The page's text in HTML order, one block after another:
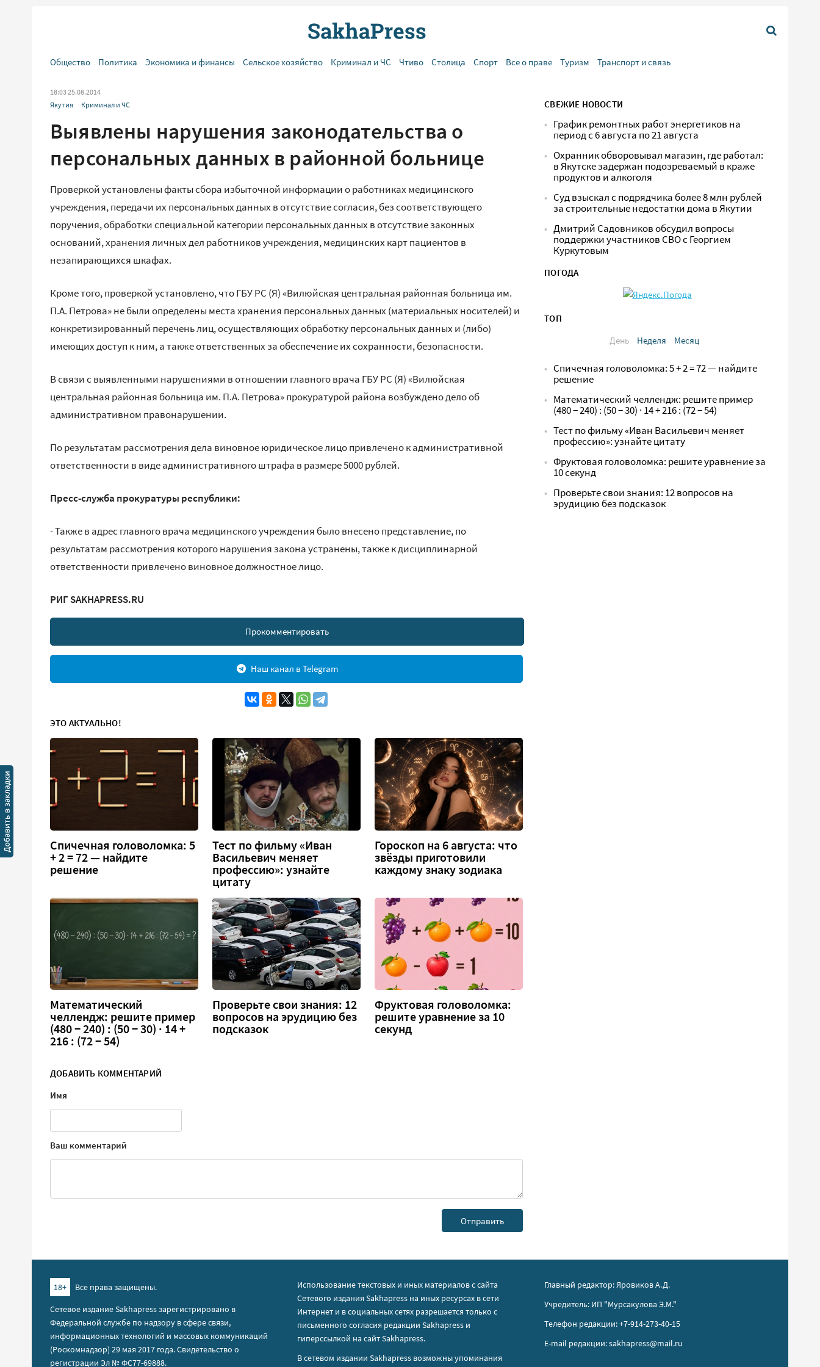
Общество Политика Экономика и финансы Сельское хозяйство Криминал и ЧС Чтиво Столица Спорт Все о праве Туризм Транспорт и связь
18:03 25.08.2014
Якутия
Криминал и ЧС
Выявлены нарушения законодательства о
персональных данных в районной больнице
Проверкой установлены факты сбора избыточной информации о работниках медицинского
учреждения, передачи их персональных данных в отсутствие согласия, без соответствующего
поручения, обработки специальной категории персональных данных в отсутствие законных
оснований, хранения личных дел работников учреждения, медицинских карт пациентов в
незапирающихся шкафах.
Кроме того, проверкой установлено, что ГБУ РС (Я) «Вилюйская центральная районная больница им.
П.А. Петрова» не были определены места хранения персональных данных (материальных носителей) и
конкретизированный перечень лиц, осуществляющих обработку персональных данных и (либо)
имеющих доступ к ним, а также ответственных за обеспечение их сохранности, безопасности.
В связи с выявленными нарушениями в отношении главного врача ГБУ РС (Я) «Вилюйская
центральная районная больница им. П.А. Петрова» прокуратурой района возбуждено дело об
административном правонарушении.
По результатам рассмотрения дела виновное юридическое лицо привлечено к административной
ответственности в виде административного штрафа в размере 5000 рублей.
Пресс-служба прокуратуры республики:
- Также в адрес главного врача медицинского учреждения было внесено представление, по
результатам рассмотрения которого нарушения закона устранены, также к дисциплинарной
ответственности привлечено виновное должностное лицо.
РИГ SAKHAPRESS.RU
Прокомментировать
Наш канал в Telegram
ЭТО АКТУАЛЬНО!
Спичечная головоломка: 5
+ 2 = 72 — найдите
решение
Тест по фильму «Иван
Васильевич меняет
профессию»: узнайте
цитату
Гороскоп на 6 августа: что
звёзды приготовили
каждому знаку зодиака
Математический
челлендж: решите пример
(480 − 240) : (50 − 30) · 14 +
216 : (72 − 54)
Проверьте свои знания: 12
вопросов на эрудицию без
подсказок
Фруктовая головоломка:
решите уравнение за 10
секунд
ДОБАВИТЬ КОММЕНТАРИЙ
Имя
Ваш комментарий
СВЕЖИЕ НОВОСТИ
График ремонтных работ энергетиков на
период с 6 августа по 21 августа
Охранник обворовывал магазин, где работал:
в Якутске задержан подозреваемый в краже
продуктов и алкоголя
Суд взыскал с подрядчика более 8 млн рублей
за строительные недостатки дома в Якутии
Дмитрий Садовников обсудил вопросы
поддержки участников СВО с Георгием
Куркутовым
ПОГОДА
ТОП
День
Неделя Месяц
Спичечная головоломка: 5 + 2 = 72 — найдите
решение
Математический челлендж: решите пример
(480 − 240) : (50 − 30) · 14 + 216 : (72 − 54)
Тест по фильму «Иван Васильевич меняет
профессию»: узнайте цитату
Фруктовая головоломка: решите уравнение за
10 секунд
Проверьте свои знания: 12 вопросов на
эрудицию без подсказок
18+
Все права защищены.
Сетевое издание Sakhapress зарегистрировано в
Федеральной службе по надзору в сфере связи,
информационных технологий и массовых коммуникаций
(Роскомнадзор) 29 мая 2017 года. Свидетельство о
регистрации Эл № ФС77-69888.
Использование текстовых и иных материалов с сайта
Сетевого издания Sakhapress на иных ресурсах в сети
Интернет и в социальных сетях разрешается только с
письменного согласия редакции Sakhapress и
гиперссылкой на сайт Sakhapress.
В сетевом издании Sakhapress возможны упоминания
Главный редактор: Яровиков А.Д.
Учредитель: ИП "Мурсакулова Э.М."
Телефон редакции: +7-914-273-40-15
E-mail редакции: sakhapress@mail.ru